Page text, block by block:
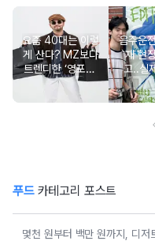
요즘 40대는 이렇
게 산다? MZ보다
트렌디한 ‘영포티’
분석
음주운
재 현
고..실
구한
푸드카테고리 포스트
몇천 원부터 백만 원까지, 디